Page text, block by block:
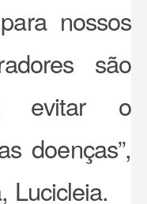
nossos
são
evitar o
doenças”,
Lucicleia.